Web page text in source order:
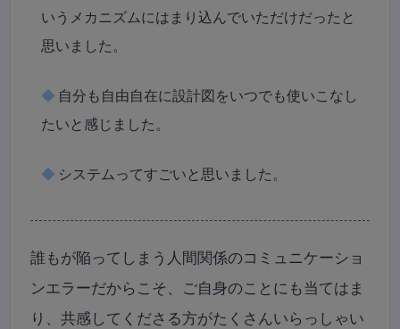
いうメカニズムにはまり込んでいただけだったと
思いました。
◆ 自分も自由自在に設計図をいつでも使いこなし
たいと感じました。
◆ システムってすごいと思いました。
誰もが陥ってしまう人間関係のコミュニケーショ
ンエラーだからこそ、ご自身のことにも当てはま
り、共感してくださる方がたくさんいらっしゃい